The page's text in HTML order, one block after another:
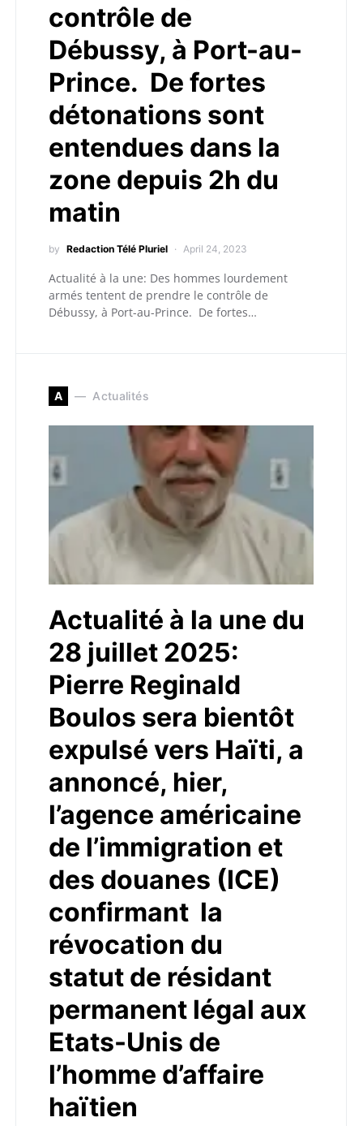
contrôle de
Débussy, à Port-au-
Prince. De fortes
détonations sont
entendues dans la
zone depuis 2h du
matin
by Redaction Télé Pluriel April 24, 2023
Actualité à la une: Des hommes lourdement
armés tentent de prendre le contrôle de
Débussy, à Port-au-Prince. De fortes…
A Actualités
Actualité à la une du
28 juillet 2025:
Pierre Reginald
Boulos sera bientôt
expulsé vers Haïti, a
annoncé, hier,
l’agence américaine
de l’immigration et
des douanes (ICE)
confirmant la
révocation du
statut de résidant
permanent légal aux
Etats-Unis de
l’homme d’affaire
haïtien